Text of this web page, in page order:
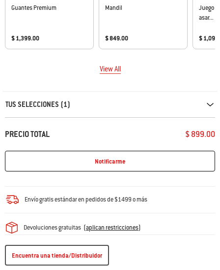
Guantes Premium
$ 1,399.00
Mandil
$ 849.00
Juego
asar...
$
View All
TUS SELECCIONES (1)
PRECIO TOTAL $ 899.00
Notificarme
Envío gratis estándar en pedidos de $1499 o más
Devoluciones gratuitas (aplican restricciones)
Encuentra una tienda/Distribuidor